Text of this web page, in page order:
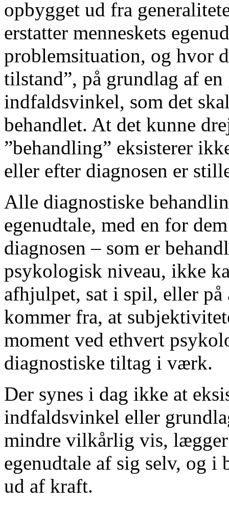
opbygget ud fra
erstatter menneskets
problemsituation, og hvor
tilstand”, på grundlag af
indfaldsvinkel, som det
behandlet. At det kunne
”behandling” eksisterer
eller efter diagnosen er
Alle diagnostiske
egenudtale, med en for
diagnosen – som er
psykologisk niveau, ikke
afhjulpet, sat i spil, eller på
kommer fra, at
moment ved ethvert
diagnostiske tiltag i værk.
Der synes i dag ikke at
indfaldsvinkel eller
mindre vilkårlig vis, lægger
egenudtale af sig selv, og i
ud af kraft.